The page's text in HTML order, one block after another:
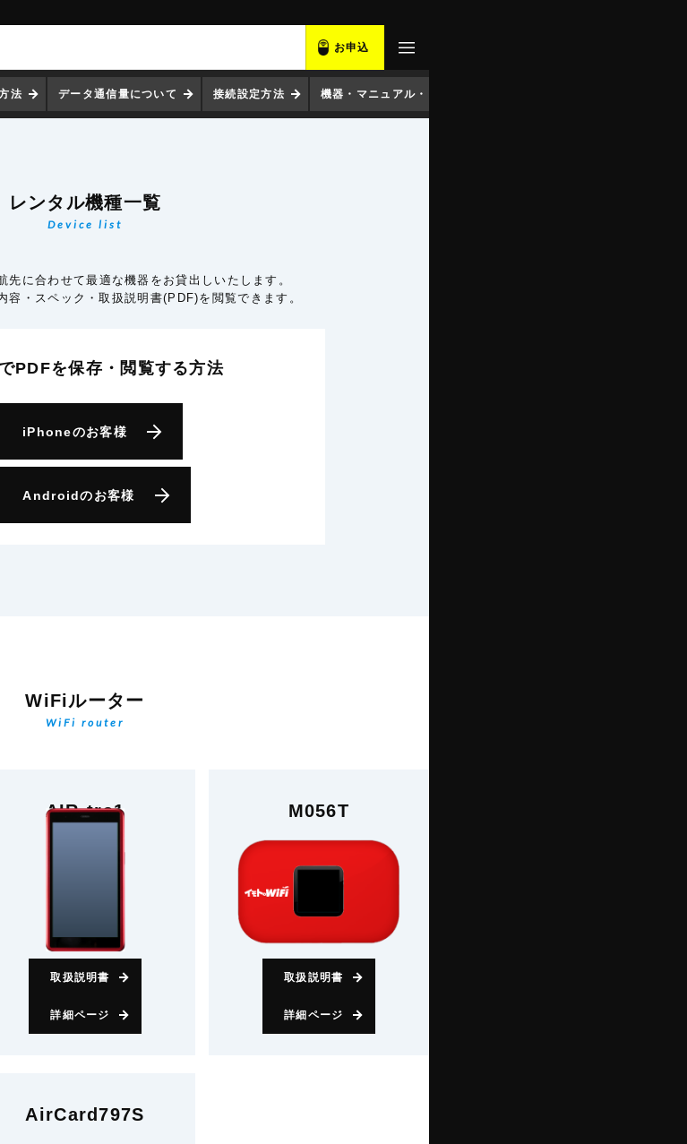
お申込
法 データ通信量について 接続設定方法 機器・マニュアル・ソフト
レンタル機種一覧
Device list
先に合わせて最適な機器をお貸出しいたします。
容・スペック・取扱説明書(PDF)を閲覧できます。
PDFを保存・閲覧する方法
iPhoneのお客様
Androidのお客様
WiFiルーター
WiFi router
AIR-tra1
取扱説明書
詳細ページ
M056T
取扱説明書
詳細ページ
AirCard797S